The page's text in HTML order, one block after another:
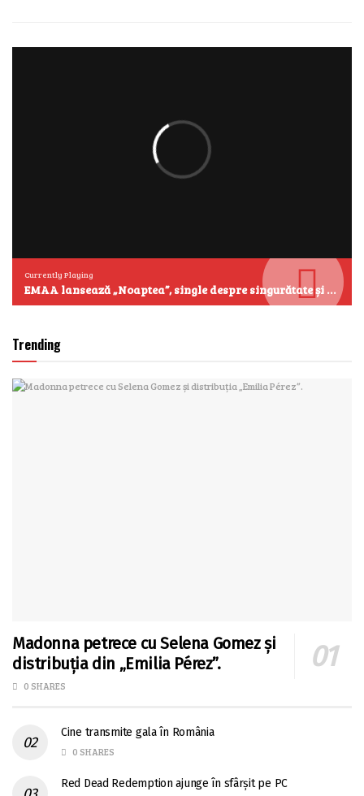
Currently Playing
EMAA lansează „Noaptea”, single despre singurătate și emoțiile care se aud cel mai clar după miezul nopții
Trending
Madonna petrece cu Selena Gomez și
distribuția din „Emilia Pérez”.
0 SHARES
Cine transmite gala în România
0 SHARES
Red Dead Redemption ajunge în sfârșit pe PC